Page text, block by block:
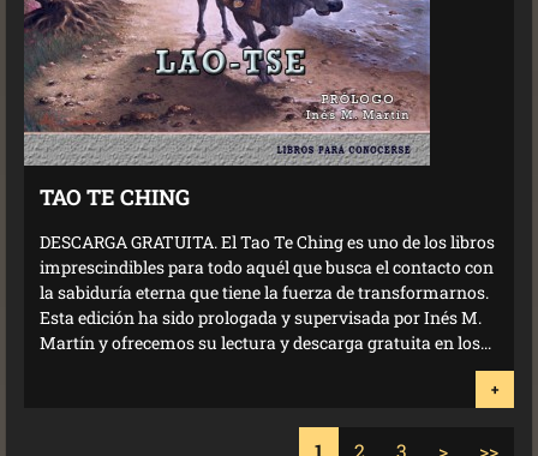
TAO TE CHING
DESCARGA GRATUITA. El Tao Te Ching es uno de los libros
imprescindibles para todo aquél que busca el contacto con
la sabiduría eterna que tiene la fuerza de transformarnos.
Esta edición ha sido prologada y supervisada por Inés M.
Martín y ofrecemos su lectura y descarga gratuita en los...
+
1 2 3 > >>